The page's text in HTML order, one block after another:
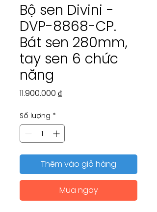
Bộ sen Divini -
DVP-8868-CP.
Bát sen 280mm,
tay sen 6 chức
năng
11.900.000 ₫Giá
Số lượng *
Thêm vào giỏ hàng
Mua ngay